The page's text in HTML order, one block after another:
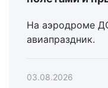
На аэродроме
авиапраздник.
03.08.2026